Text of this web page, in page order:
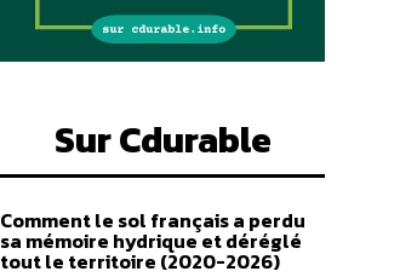
Sur Cdurable
Comment le sol français a perdu
sa mémoire hydrique et déréglé
tout le territoire (2020-2026)